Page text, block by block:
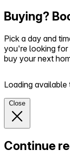
Buying?
Pick a day and
you're looking
buy your next
Loading available
Close
Continue